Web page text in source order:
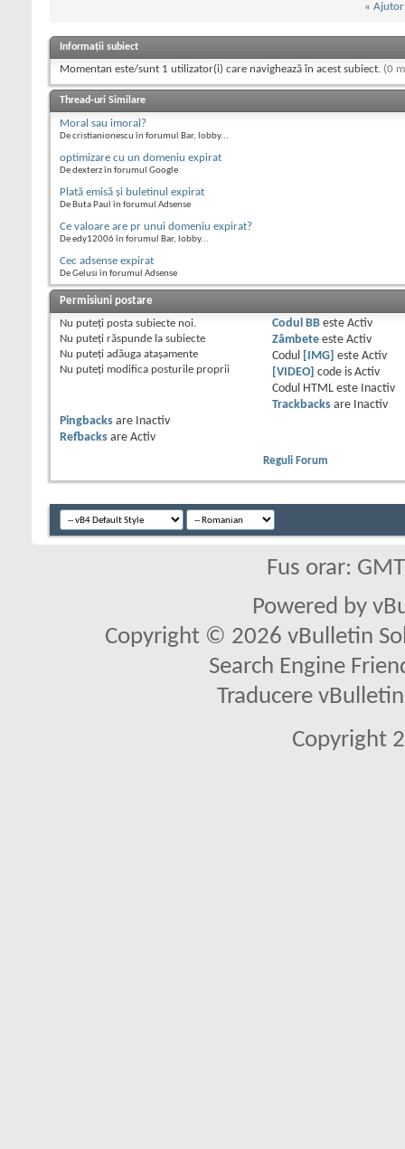
« Ajutor
Informații subiect
Momentan este/sunt 1 utilizator(i) care navighează în acest subiect. (0
Thread-uri Similare
Moral sau imoral?
De cristianionescu în forumul Bar, lobby...
optimizare cu un domeniu expirat
De dexterz în forumul Google
Plată emisă și buletinul expirat
De Buta Paul în forumul Adsense
Ce valoare are pr unui domeniu expirat?
De edy12006 în forumul Bar, lobby...
Cec adsense expirat
De Gelusi în forumul Adsense
Permisiuni postare
Nu puteţi posta subiecte noi.
Nu puteţi răspunde la subiecte
Nu puteţi adăuga ataşamente
Nu puteţi modifica posturile proprii
Codul BBeste Activ
Zâmbeteeste Activ
Codul
[IMG] este Activ
[VIDEO]
code is Activ
Codul HTML este
Inactiv
Trackbacksare
Inactiv
Pingbacks are
Inactiv
Refbacks are Activ
Reguli Forum
Fus orar:
Powered by
Copyright © 2026 vBulletin
Search Engine
Traducere
Copyright